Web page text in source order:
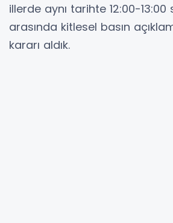
illerde aynı tarihte 12:00-13:00
arasında kitlesel basın
kararı aldık.